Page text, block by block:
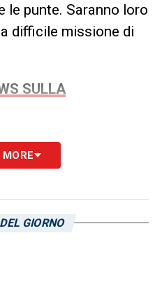
le punte. Saranno loro
difficile missione di
SULLA
TOP NEWS
GIORNO